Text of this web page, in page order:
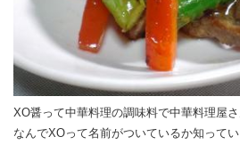
XO醤って中華料理の調味料で中華料理屋さ
なんでXOって名前がついているか知ってい